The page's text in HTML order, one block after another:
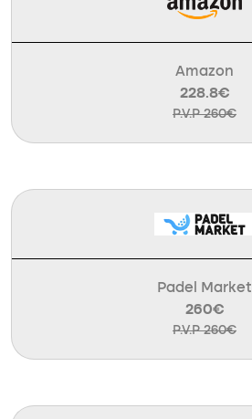
Amazon
228.8€
P.V.P 260€
Padel Market
260€
P.V.P 260€